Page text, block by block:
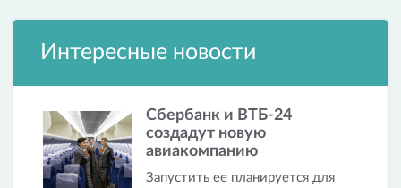
Интересные новости
Сбербанк и ВТБ-24
создадут новую
авиакомпанию
Запустить ее планируется для